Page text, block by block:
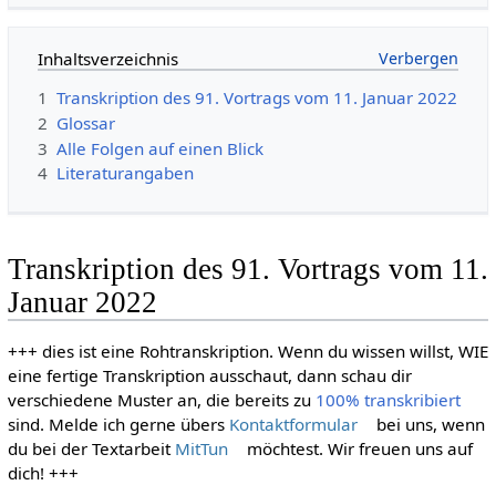
Inhaltsverzeichnis
1 Transkription des 91. Vortrags vom 11. Januar 2022
2 Glossar
3 Alle Folgen auf einen Blick
4 Literaturangaben
Transkription des 91. Vortrags vom 11.
Januar 2022
+++ dies ist eine Rohtranskription. Wenn du wissen willst, WIE
eine fertige Transkription ausschaut, dann schau dir
verschiedene Muster an, die bereits zu 100% transkribiert
sind. Melde ich gerne übers Kontaktformular
bei uns, wenn
du bei der Textarbeit MitTun
möchtest. Wir freuen uns auf
dich! +++